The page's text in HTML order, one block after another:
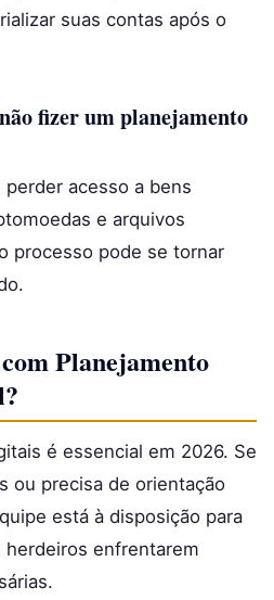
suas contas após o
fizer um planejamento
acesso a bens
e arquivos
processo pode se tornar
Planejamento
é essencial em 2026. Se
ou precisa de orientação
está à disposição para
herdeiros enfrentarem